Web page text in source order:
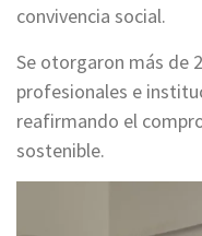
convivencia social.
Se otorgaron más de
profesionales e
reafirmando el
sostenible.